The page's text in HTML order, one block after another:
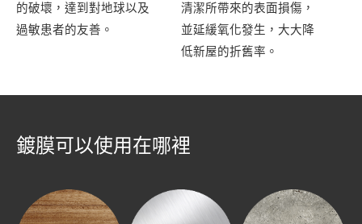
的破壞，達到對地球以及
過敏患者的友善。
清潔所帶來的表面損傷，
並延緩氧化發生，大大降
低新屋的折舊率。
鍍膜可以使用在哪裡